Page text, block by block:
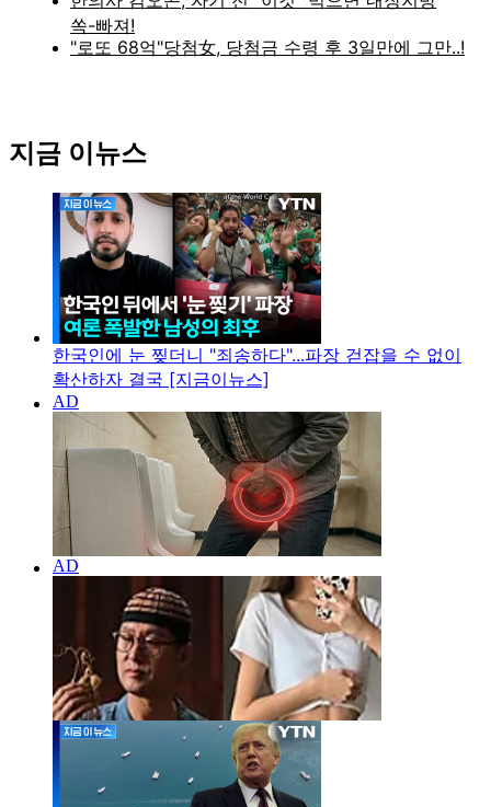
지금 이뉴스
한국인에 눈 찢더니 "죄송하다"...파장 걷잡을 수 없이
확산하자 결국 [지금이뉴스]